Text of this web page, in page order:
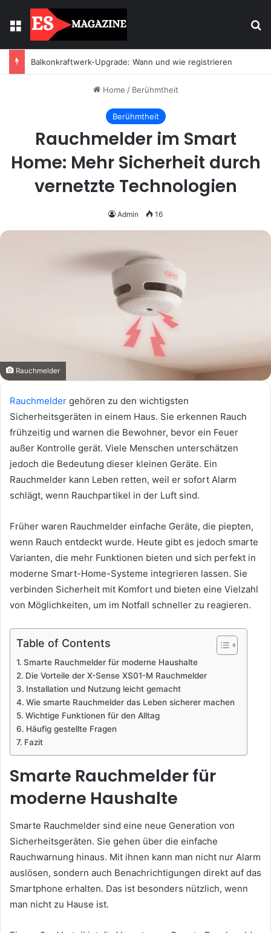
Menu
Home / Berühmtheit
Berühmtheit
Rauchmelder im Smart
Home: Mehr Sicherheit durch
vernetzte Technologien
Admin 16
Rauchmelder
Rauchmelder gehören zu den wichtigsten
Sicherheitsgeräten in einem Haus. Sie erkennen Rauch
frühzeitig und warnen die Bewohner, bevor ein Feuer
außer Kontrolle gerät. Viele Menschen unterschätzen
jedoch die Bedeutung dieser kleinen Geräte. Ein
Rauchmelder kann Leben retten, weil er sofort Alarm
schlägt, wenn Rauchpartikel in der Luft sind.
Früher waren Rauchmelder einfache Geräte, die piepten,
wenn Rauch entdeckt wurde. Heute gibt es jedoch smarte
Varianten, die mehr Funktionen bieten und sich perfekt in
moderne Smart-Home-Systeme integrieren lassen. Sie
verbinden Sicherheit mit Komfort und bieten eine Vielzahl
von Möglichkeiten, um im Notfall schneller zu reagieren.
Table of Contents
Smarte Rauchmelder für moderne Haushalte
Die Vorteile der X-Sense XS01-M Rauchmelder
Installation und Nutzung leicht gemacht
Wie smarte Rauchmelder das Leben sicherer machen
Wichtige Funktionen für den Alltag
Häufig gestellte Fragen
Fazit
Smarte Rauchmelder für
moderne Haushalte
Smarte Rauchmelder sind eine neue Generation von
Sicherheitsgeräten. Sie gehen über die einfache
Rauchwarnung hinaus. Mit ihnen kann man nicht nur Alarm
auslösen, sondern auch Benachrichtigungen direkt auf das
Smartphone erhalten. Das ist besonders nützlich, wenn
man nicht zu Hause ist.